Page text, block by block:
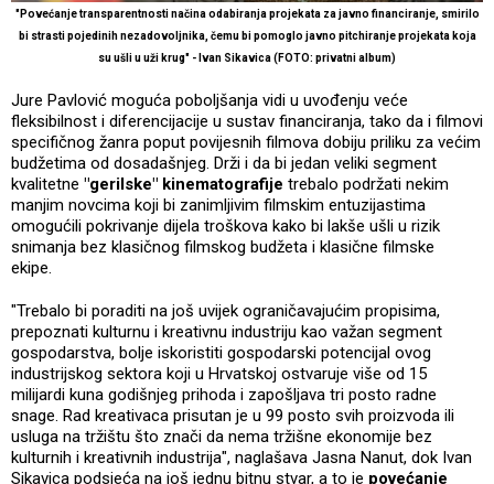
"Povećanje transparentnosti načina odabiranja projekata za javno financiranje, smirilo
bi strasti pojedinih nezadovoljnika, čemu bi pomoglo javno pitchiranje projekata koja
su ušli u uži krug" - Ivan Sikavica (FOTO: privatni album)
Jure Pavlović moguća poboljšanja vidi u uvođenju veće
fleksibilnost i diferencijacije u sustav financiranja, tako da i filmovi
specifičnog žanra poput povijesnih filmova dobiju priliku za većim
budžetima od dosadašnjeg. Drži i da bi jedan veliki segment
kvalitetne "gerilske" kinematografije trebalo podržati nekim
manjim novcima koji bi zanimljivim filmskim entuzijastima
omogućili pokrivanje dijela troškova kako bi lakše ušli u rizik
snimanja bez klasičnog filmskog budžeta i klasične filmske
ekipe.
"Trebalo bi poraditi na još uvijek ograničavajućim propisima,
prepoznati kulturnu i kreativnu industriju kao važan segment
gospodarstva, bolje iskoristiti gospodarski potencijal ovog
industrijskog sektora koji u Hrvatskoj ostvaruje više od 15
milijardi kuna godišnjeg prihoda i zapošljava tri posto radne
snage. Rad kreativaca prisutan je u 99 posto svih proizvoda ili
usluga na tržištu što znači da nema tržišne ekonomije bez
kulturnih i kreativnih industrija", naglašava Jasna Nanut, dok Ivan
Sikavica podsjeća na još jednu bitnu stvar, a to je povećanje